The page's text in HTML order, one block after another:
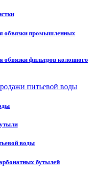
обвязки промышленных
фильтров колонного
питьевой воды
воды
бутылей